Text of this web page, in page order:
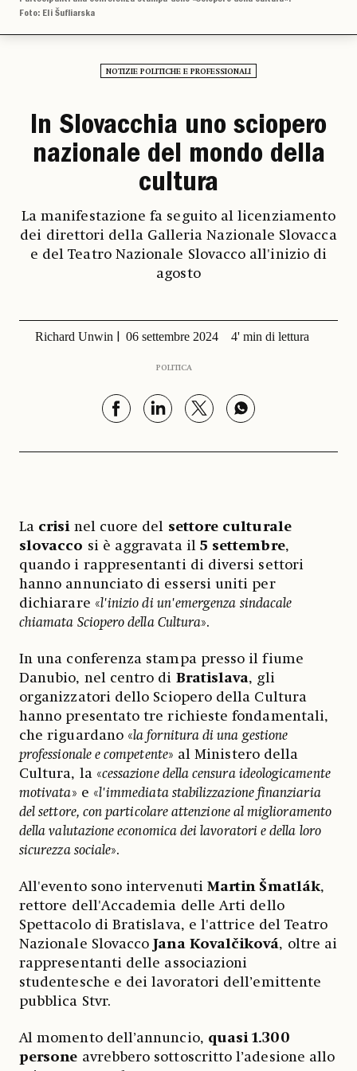
Foto: Eli Šufliarska
NOTIZIE POLITICHE E PROFESSIONALI
In Slovacchia uno sciopero
nazionale del mondo della
cultura
La manifestazione fa seguito al licenziamento
dei direttori della Galleria Nazionale Slovacca
e del Teatro Nazionale Slovacco all'inizio di
agosto
Richard Unwin 06 settembre 2024 4' min di lettura
POLITICA
La crisinel cuore del settore culturale
slovacco si è aggravata il 5 settembre,
quando i rappresentanti di diversi settori
hanno annunciato di essersi uniti per
dichiarare «l'inizio di un'emergenza sindacale
chiamata Sciopero della Cultura».
In una conferenza stampa presso il fiume
Danubio, nel centro di Bratislava, gli
organizzatori dello Sciopero della Cultura
hanno presentato tre richieste fondamentali,
che riguardano «la fornitura di una gestione
professionale e competente» al Ministero della
Cultura, la «cessazione della censura ideologicamente
motivata» e «l'immediata stabilizzazione finanziaria
del settore, con particolare attenzione al miglioramento
della valutazione economica dei lavoratori e della loro
sicurezza sociale».
All'evento sono intervenuti Martin Šmatlák,
rettore dell'Accademia delle Arti dello
Spettacolo di Bratislava, e l'attrice del Teatro
Nazionale SlovaccoJana Kovalčiková, oltre ai
rappresentanti delle associazioni
studentesche e dei lavoratori dell’emittente
pubblica Stvr.
Al momento dell’annuncio, quasi 1.300
persone avrebbero sottoscritto l’adesione allo